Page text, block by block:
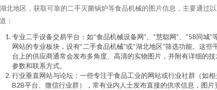
北地区，获取可靠的二手灭菌锅炉等食品机械的图片信息，主要通过
：
专业二手设备交易平台：如“食品机械设备网”、“慧聪网”、“58同城”
网站的专业板块，设有“二手食品机械”或“湖北地区”筛选功能。这些
台上的供应商通常会发布多角度、高清的实物图片，并附有详细的技
参数和联系方式。
行业垂直网站与论坛：一些专注于食品工业的网站或行业社群（如相
B2B平台、微信行业群），常有业内人士发布直接的供求信息，图片